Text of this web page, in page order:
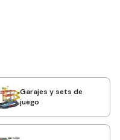
Garajes y sets de
juego